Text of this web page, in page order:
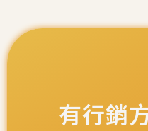
有行銷